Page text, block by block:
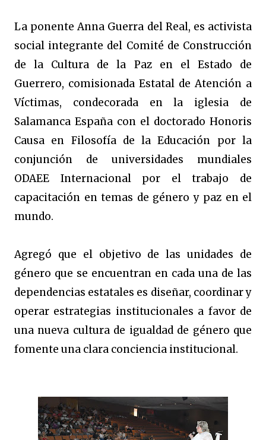
La ponente Anna Guerra del Real, es activista
social integrante del Comité de Construcción
de la Cultura de la Paz en el Estado de
Guerrero, comisionada Estatal de Atención a
Víctimas, condecorada en la iglesia de
Salamanca España con el doctorado Honoris
Causa en Filosofía de la Educación por la
conjunción de universidades mundiales
ODAEE Internacional por el trabajo de
capacitación en temas de género y paz en el
mundo.
Agregó que el objetivo de las unidades de
género que se encuentran en cada una de las
dependencias estatales es diseñar, coordinar y
operar estrategias institucionales a favor de
una nueva cultura de igualdad de género que
fomente una clara conciencia institucional.